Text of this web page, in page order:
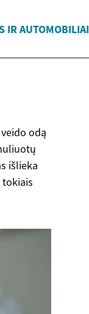
IR AUTOMOBILIAI
odą
išlieka